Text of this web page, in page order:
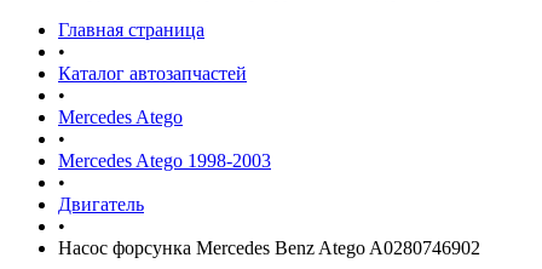
Главная страница
•
Каталог автозапчастей
•
Mercedes Atego
•
Mercedes Atego 1998-2003
•
Двигатель
•
Насос форсунка Mercedes Benz Atego A0280746902